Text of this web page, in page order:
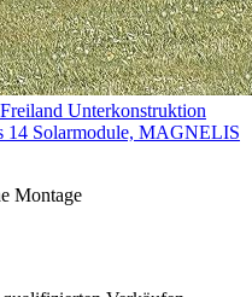
Unterkonstruktion
14 Solarmodule, MAGNELIS
Montage